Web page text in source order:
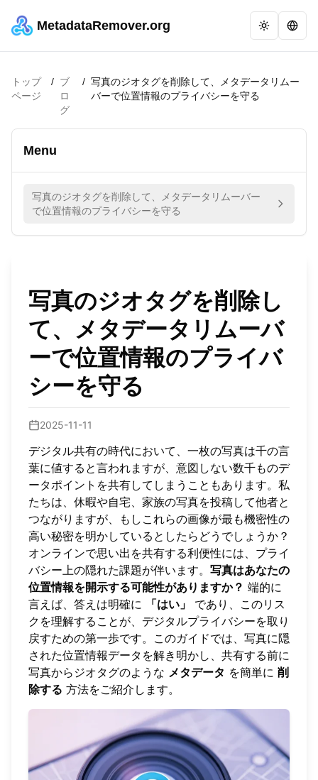
MetadataRemover.org
トップ
ページ
/ ブ
ロ
グ
/ 写真のジオタグを削除して、メタデータリムー
バーで位置情報のプライバシーを守る
Menu
写真のジオタグを削除して、メタデータリムーバー
で位置情報のプライバシーを守る
写真のジオタグを削除し
て、メタデータリムーバ
ーで位置情報のプライバ
シーを守る
2025-11-11
デジタル共有の時代において、一枚の写真は千の言
葉に値すると言われますが、意図しない数千ものデ
ータポイントを共有してしまうこともあります。私
たちは、休暇や自宅、家族の写真を投稿して他者と
つながりますが、もしこれらの画像が最も機密性の
高い秘密を明かしているとしたらどうでしょうか？
オンラインで思い出を共有する利便性には、プライ
バシー上の隠れた課題が伴います。 写真はあなたの
位置情報を開示する可能性がありますか？ 端的に
言えば、答えは明確に
「はい」
であり、このリス
クを理解することが、デジタルプライバシーを取り
戻すための第一歩です。このガイドでは、写真に隠
された位置情報データを解き明かし、共有する前に
写真からジオタグのような メタデータ を簡単に 削
除する 方法をご紹介します。